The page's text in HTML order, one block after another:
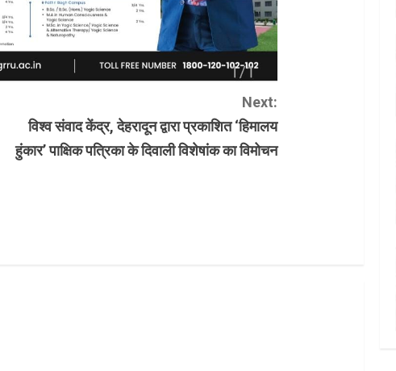
Next:
विश्व संवाद केंद्र, देहरादून द्वारा प्रकाशित ‘हिमालय
हुंकार’ पाक्षिक पत्रिका के दिवाली विशेषांक का विमोचन